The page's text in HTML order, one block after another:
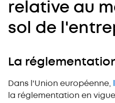
relative au
sol de
La
Dans l'Union européenne,
la réglementation en